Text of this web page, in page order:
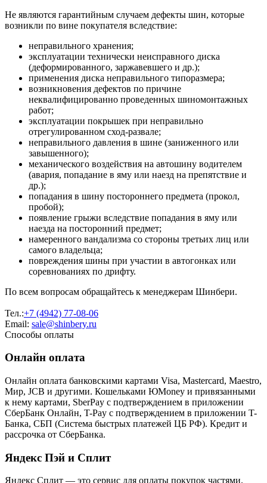
Не являются гарантийным случаем дефекты шин, которые
возникли по вине покупателя вследствие:
неправильного хранения;
эксплуатации технически неисправного диска
(деформированного, заржавевшего и др.);
применения диска неправильного типоразмера;
возникновения дефектов по причине
неквалифицированно проведенных шиномонтажных
работ;
эксплуатации покрышек при неправильно
отрегулированном сход-развале;
неправильного давления в шине (заниженного или
завышенного);
механического воздействия на автошину водителем
(авария, попадание в яму или наезд на препятствие и
др.);
попадания в шину постороннего предмета (прокол,
пробой);
появление грыжи вследствие попадания в яму или
наезда на посторонний предмет;
намеренного вандализма со стороны третьих лиц или
самого владельца;
повреждения шины при участии в автогонках или
соревнованиях по дрифту.
По всем вопросам обращайтесь к менеджерам Шинбери.
Тел.:+7 (4942) 77-08-06
Email: sale@shinbery.ru
Способы оплаты
Онлайн оплата
Онлайн оплата банковскими картами Visa, Mastercard, Maestro,
Мир, JCB и другими. Кошельками ЮMoney и привязанными
к нему картами, SberPay с подтверждением в приложении
СберБанк Онлайн, T-Pay с подтверждением в приложении T-
Банка, СБП (Система быстрых платежей ЦБ РФ). Кредит и
рассрочка от СберБанка.
Яндекс Пэй и Сплит
Яндекс Cплит — это сервис для оплаты покупок частями.